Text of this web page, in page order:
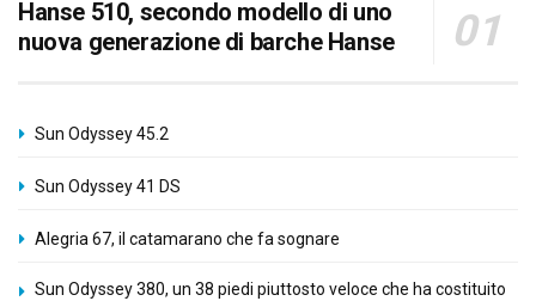
Hanse 510, secondo modello di uno
nuova generazione di barche Hanse
Sun Odyssey 45.2
Sun Odyssey 41 DS
Alegria 67, il catamarano che fa sognare
Sun Odyssey 380, un 38 piedi piuttosto veloce che ha costituito